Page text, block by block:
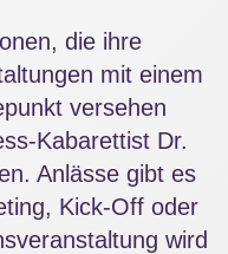
die ihre
mit einem
versehen
Kabarettist Dr.
Anlässe gibt es
Kick-Off oder
wird